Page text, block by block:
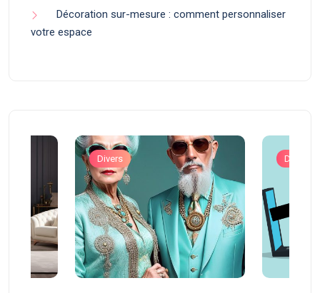
Décoration sur-mesure : comment personnaliser
votre espace
Divers Divers